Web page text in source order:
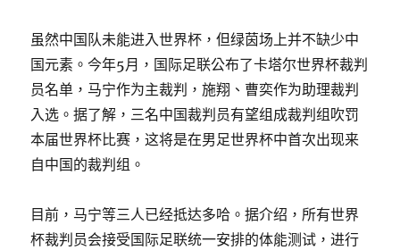
虽然中国队未能进入世界杯，但绿茵场上并不缺少中
国元素。今年5月，国际足联公布了卡塔尔世界杯裁判
员名单，马宁作为主裁判，施翔、曹奕作为助理裁判
入选。据了解，三名中国裁判员有望组成裁判组吹罚
本届世界杯比赛，这将是在男足世界杯中首次出现来
自中国的裁判组。
目前，马宁等三人已经抵达多哈。据介绍，所有世界
杯裁判员会接受国际足联统一安排的体能测试，进行